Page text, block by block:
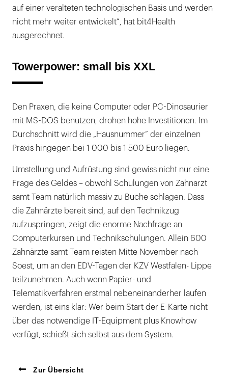
auf einer veralteten technologischen Basis und werden
nicht mehr weiter entwickelt“, hat bit4Health
ausgerechnet.
Towerpower: small bis XXL
Den Praxen, die keine Computer oder PC-Dinosaurier
mit MS-DOS benutzen, drohen hohe Investitionen. Im
Durchschnitt wird die „Hausnummer“ der einzelnen
Praxis hingegen bei 1 000 bis 1 500 Euro liegen.
Umstellung und Aufrüstung sind gewiss nicht nur eine
Frage des Geldes – obwohl Schulungen von Zahnarzt
samt Team natürlich massiv zu Buche schlagen. Dass
die Zahnärzte bereit sind, auf den Technikzug
aufzuspringen, zeigt die enorme Nachfrage an
Computerkursen und Technikschulungen. Allein 600
Zahnärzte samt Team reisten Mitte November nach
Soest, um an den EDV-Tagen der KZV Westfalen- Lippe
teilzunehmen. Auch wenn Papier- und
Telematikverfahren erstmal nebeneinanderher laufen
werden, ist eins klar: Wer beim Start der E-Karte nicht
über das notwendige IT-Equipment plus Knowhow
verfügt, schießt sich selbst aus dem System.
Zur Übersicht